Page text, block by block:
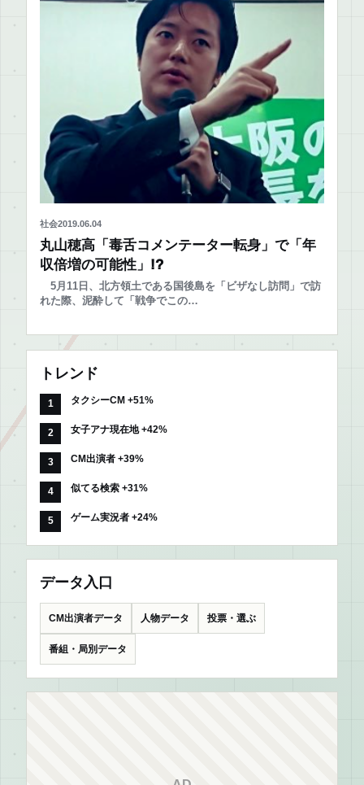
社会2019.06.04
丸山穂高「毒舌コメンテーター転身」で「年
収倍増の可能性」!?
5月11日、北方領土である国後島を「ビザなし訪問」で訪
れた際、泥酔して「戦争でこの…
トレンド
タクシーCM +51%
女子アナ現在地 +42%
CM出演者 +39%
似てる検索 +31%
ゲーム実況者 +24%
データ入口
CM出演者データ 人物データ 投票・選ぶ
番組・局別データ